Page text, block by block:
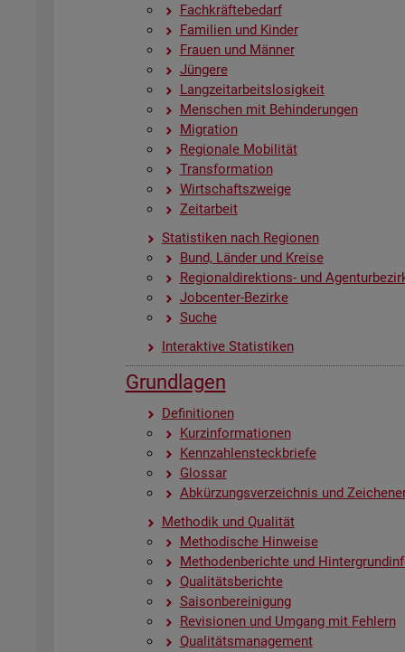
Fach­kräf­te­be­darf
Fa­mi­li­en und Kin­der
Frau­en und Män­ner
Jün­ge­re
Lang­zeit­ar­beits­lo­sig­keit
Men­schen mit Be­hin­de­run­gen
Mi­gra­ti­on
Re­gio­na­le Mo­bi­li­tät
Trans­for­ma­ti­on
Wirt­schafts­zwei­ge
Zeit­ar­beit
Sta­tis­ti­ken nach Re­gio­nen
Bund, Län­der und Krei­se
Re­gio­nal­di­rek­ti­ons- und
Job­cen­ter-Be­zir­ke
Suche
In­ter­ak­ti­ve Sta­tis­ti­ken
Grund­la­gen
De­fi­ni­tio­nen
Kurz­in­for­ma­tio­nen
Kenn­zah­len­steck­brie­fe
Glos­sar
Ab­kür­zungs­ver­zeich­nis und
Me­tho­dik und Qua­li­tät
Me­tho­di­sche Hin­wei­se
Me­tho­den­be­rich­te und
Qua­li­täts­be­rich­te
Sai­son­be­rei­ni­gung
Re­vi­sio­nen und Um­gang mit Feh­lern
Qua­li­täts­ma­nage­ment